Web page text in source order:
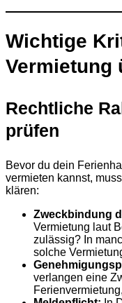
Wichtige
Vermietung
Rechtliche
prüfen
Bevor du dein
vermieten kannst,
klären:
Zweckbindung
Vermietung laut
zulässig? In
solche
verlangen eine